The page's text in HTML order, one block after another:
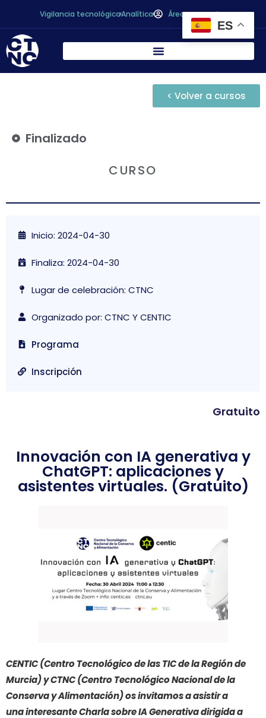
Vigilancia tecnológicaAnalítica Área personal
< Volver a cursos
Finalizado
CURSO
Innovación con IA generativa y
ChatGPT: aplicaciones y
asistentes virtuales. (Gratuito)
CENTIC (Centro Tecnológico de las TIC de la Región de
Murcia) y CTNC (Centro Tecnológico Nacional de la
Conserva yAlimentación) os invitamos a asistir a
una interesante Charla sobre IA Generativa dirigida a
Inicio: 2024-04-30
Finaliza: 2024-04-30
Lugar de celebración: CTNC
Organizado por: CTNC Y CENTIC
Programa
Inscripción
Gratuito
ES